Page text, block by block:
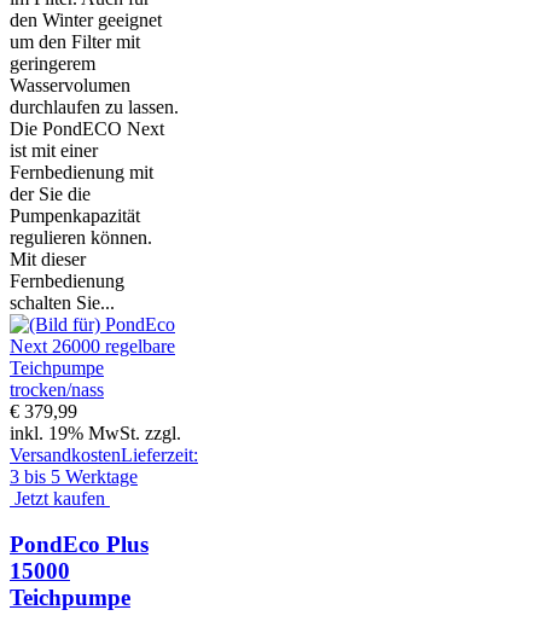
den Winter geeignet
um den Filter mit
geringerem
Wasservolumen
durchlaufen zu lassen.
Die PondECO Next
ist mit einer
Fernbedienung mit
der Sie die
Pumpenkapazität
regulieren können.
Mit dieser
Fernbedienung
schalten Sie...
€ 379,99
inkl. 19% MwSt. zzgl.
VersandkostenLieferzeit:
3 bis 5 Werktage
Jetzt kaufen
PondEco Plus
15000
Teichpumpe